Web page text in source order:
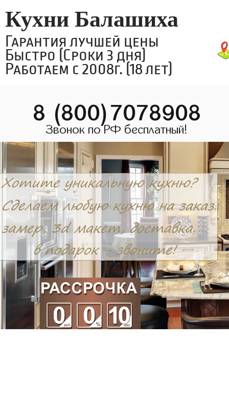
Кухни Балашиха
Гарантия лучшей цены
Быстро (Сроки 3 дня)
Работаем с 2008г. (18 лет)
8 (800)7078908
Звонок по РФ бесплатный!